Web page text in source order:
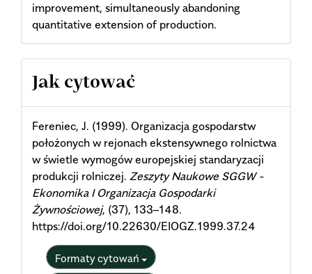
improvement, simultaneously abandoning
quantitative extension of production.
Article
Details
Jak cytować
Fereniec, J. (1999). Organizacja gospodarstw
położonych w rejonach ekstensywnego rolnictwa
w świetle wymogów europejskiej standaryzacji
produkcji rolniczej. Zeszyty Naukowe SGGW -
Ekonomika I Organizacja Gospodarki
Żywnościowej, (37), 133–148.
https://doi.org/10.22630/EIOGZ.1999.37.24
Formaty cytowań